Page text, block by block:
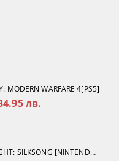
MODERN WARFARE 4[PS5]
лв.
HOLLOW KNIGHT: SILKSONG [NINTENDO SWITCH 2]